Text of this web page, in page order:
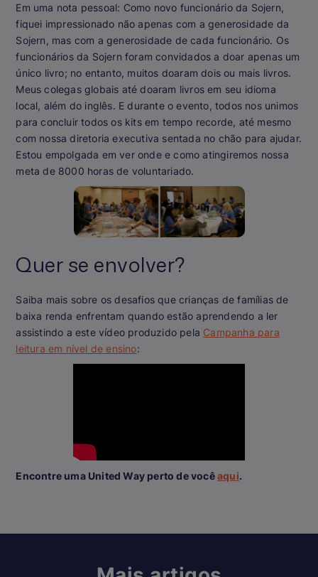
Em uma nota pessoal: Como novo funcionário da Sojern,
fiquei impressionado não apenas com a generosidade da
Sojern, mas com a generosidade de cada funcionário. Os
funcionários da Sojern foram convidados a doar apenas um
único livro; no entanto, muitos doaram dois ou mais livros.
Meus colegas globais até doaram livros em seu idioma
local, além do inglês. E durante o evento, todos nos unimos
para concluir todos os kits em tempo recorde, até mesmo
com nossa diretoria executiva sentada no chão para ajudar.
Estou empolgada em ver onde e como atingiremos nossa
meta de 8000 horas de voluntariado.
Quer se envolver?
Saiba mais sobre os desafios que crianças de famílias de
baixa renda enfrentam quando estão aprendendo a ler
assistindo a este vídeo produzido pela Campanha para
leitura em nível de ensino:
Encontre uma United Way perto de vocêaqui.